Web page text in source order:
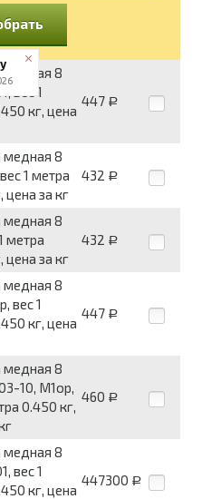
медная 8
вес 1
кг, цена
447 Р
медная 8
1 метра
цена за кг
432 Р
медная 8
метра
цена за кг
432 Р
медная 8
вес 1
кг, цена
447 Р
медная 8
10, М1ор,
0.450 кг,
460 Р
медная 8
вес 1
кг, цена
447300 Р